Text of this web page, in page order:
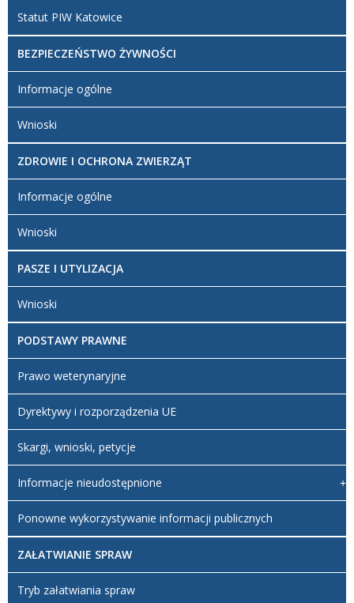
Statut PIW Katowice
BEZPIECZEŃSTWO ŻYWNOŚCI
Informacje ogólne
Wnioski
ZDROWIE I OCHRONA ZWIERZĄT
Informacje ogólne
Wnioski
PASZE I UTYLIZACJA
Wnioski
PODSTAWY PRAWNE
Prawo weterynaryjne
Dyrektywy i rozporządzenia UE
Skargi, wnioski, petycje
Informacje nieudostępnione
Ponowne wykorzystywanie informacji publicznych
ZAŁATWIANIE SPRAW
Tryb załatwiania spraw